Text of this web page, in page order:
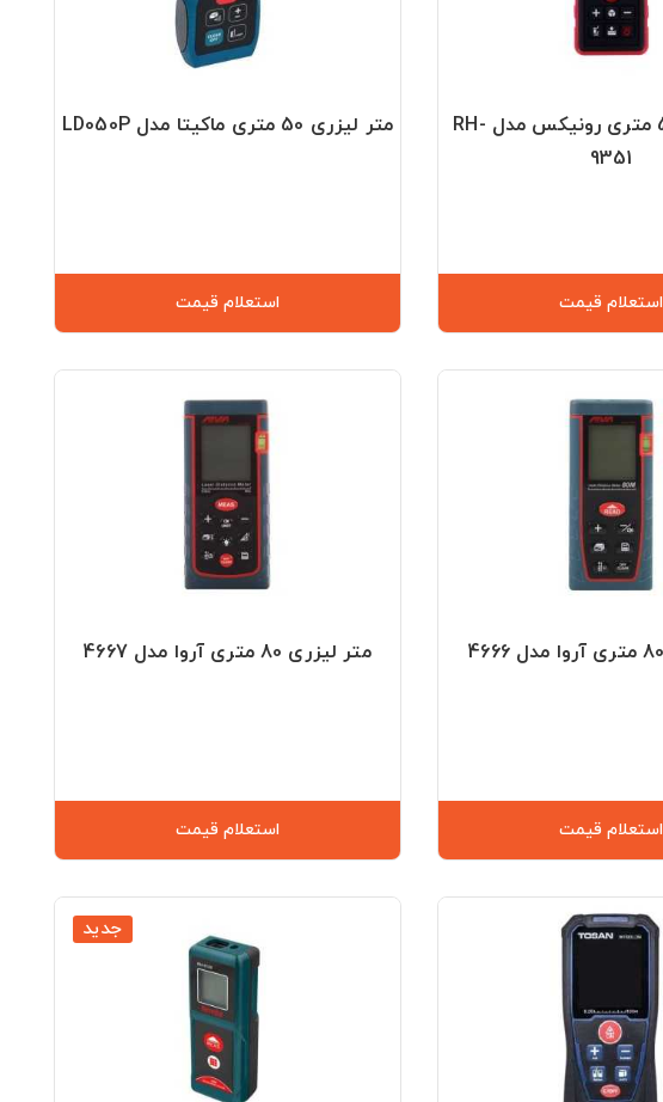
متر لیزری 50 متری رونیکس مدل RH-
9351
استعلام قیمت
متر لیزری 50 متری ماکیتا مدل LD050P
استعلام قیمت
استعلام قیمت
متر لیزری 80 متری آروا مدل 4667
استعلام قیمت
جدید